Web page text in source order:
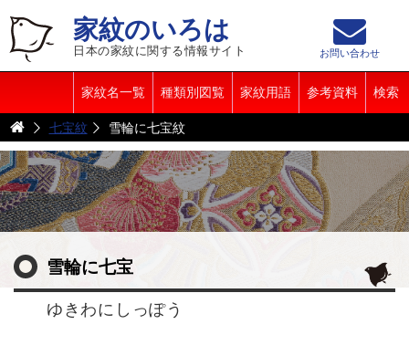
家紋のいろは
日本の家紋に関する情報サイト
家紋名一覧 種類別図覧 家紋用語 参考資料 検索
お問い合わせ
七宝紋 雪輪に七宝紋
雪輪に七宝
ゆきわにしっぽう